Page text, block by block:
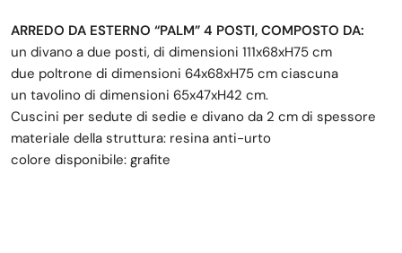
ARREDO DA ESTERNO “PALM” 4 POSTI, COMPOSTO DA:
un divano a due posti, di dimensioni 111x68xH75 cm
due poltrone di dimensioni 64x68xH75 cm ciascuna
un tavolino di dimensioni 65x47xH42 cm.
Cuscini per sedute di sedie e divano da 2 cm di spessore
materiale della struttura: resina anti-urto
colore disponibile: grafite